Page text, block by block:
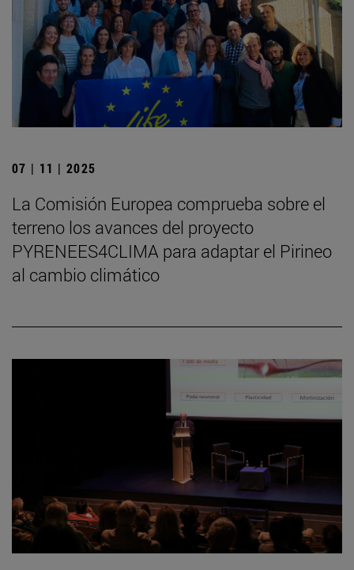
07 | 11 | 2025
La Comisión Europea comprueba sobre el
terreno los avances del proyecto
PYRENEES4CLIMA para adaptar el Pirineo
al cambio climático